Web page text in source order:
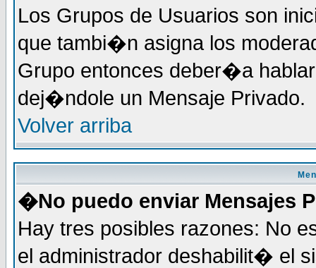
Los Grupos de Usuarios son
que tambi�n asigna los
Grupo entonces deber�a
dej�ndole un Mensaje Privado.
Volver arriba
�No puedo enviar Mensajes
Hay tres posibles razones: No
el administrador deshabilit� el